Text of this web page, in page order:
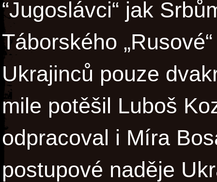
“Jugoslávci“ jak
Táborského
Ukrajinců pouze
mile potěšil Luboš
odpracoval i Míra
postupové naděje